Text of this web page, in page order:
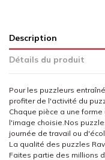
Description
Détails du produit
Pour les puzzleurs
profiter de l'activité du
Chaque pièce a une
l'image choisie.Nos
journée de travail ou
La qualité des puzzles
Faites partie des millions